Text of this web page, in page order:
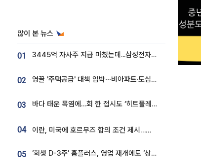
많이 본 뉴스
01 3445억 자사주 지급 마쳤는데...삼성전자 DX노조, 뒤늦은 '떼쓰기 집회'
02 영끌 '주택공급' 대책 임박⋯비아파트·도심복합까지 총동원
03 바다 태운 폭염에…회 한 접시도 ‘히트플레이션’
04 이란, 미국에 호르무즈 합의 조건 제시…美 “경기 아직 안 끝나” [종합]
05 ‘회생 D-3주’ 홈플러스, 영업 재개에도 ‘상품 공급망’ 복구가 생존 관건